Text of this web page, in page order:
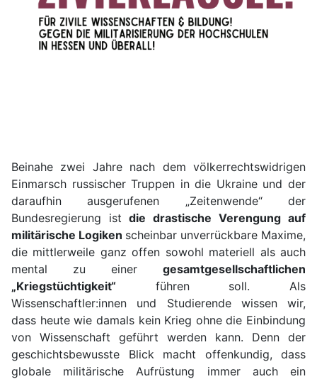
Beinahe zwei Jahre nach dem völkerrechtswidrigen
Einmarsch russischer Truppen in die Ukraine und der
daraufhin ausgerufenen „Zeitenwende“ der
Bundesregierung ist die drastische Verengung auf
militärische Logiken scheinbar unverrückbare Maxime,
die mittlerweile ganz offen sowohl materiell als auch
mental zu einer gesamtgesellschaftlichen
„Kriegstüchtigkeit“ führen soll. Als
Wissenschaftler:innen und Studierende wissen wir,
dass heute wie damals kein Krieg ohne die Einbindung
von Wissenschaft geführt werden kann. Denn der
geschichtsbewusste Blick macht offenkundig, dass
globale militärische Aufrüstung immer auch ein